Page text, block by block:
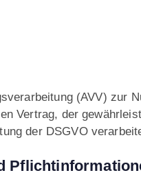
(AVV) zur
Vertrag, der
der DSGVO